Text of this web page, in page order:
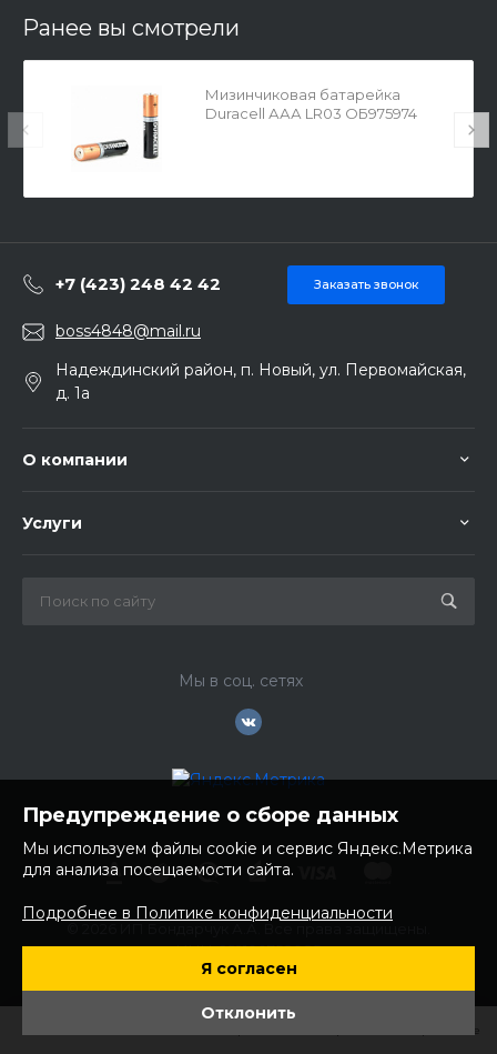
Ранее вы смотрели
Мизинчиковая батарейка
Duracell ААА LR03 ОБ975974
+7 (423) 248 42 42 Заказать звонок
boss4848@mail.ru
Надеждинский район, п. Новый, ул. Первомайская,
д. 1а
О компании
Услуги
Мы в соц. сетях
ИНН: 252100758085
ОГРНИП: 304250236200270
Юр. адрес: 692481 Приморский край, Надеждинский район,
с. Вольно- Надеждинское, ул. Торопова 12
Предупреждение о сборе данных
Мы используем файлы cookie и сервис Яндекс.Метрика
для анализа посещаемости сайта.
Подробнее в Политике конфиденциальности
Я согласен
Отклонить